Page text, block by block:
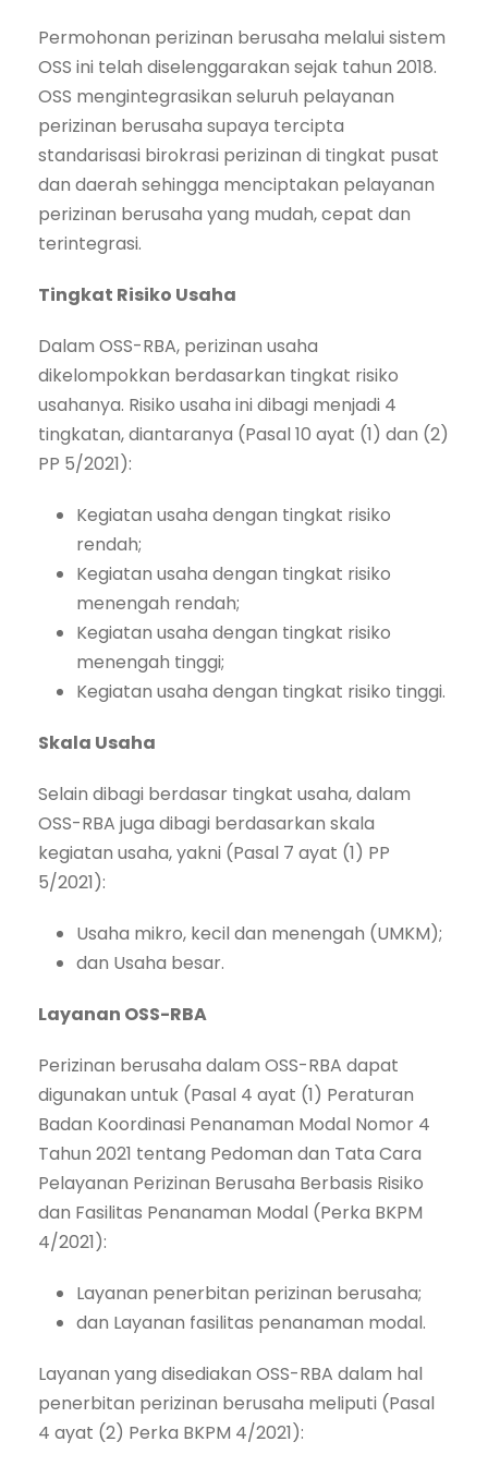
Permohonan perizinan berusaha melalui sistem
OSS ini telah diselenggarakan sejak tahun 2018.
OSS mengintegrasikan seluruh pelayanan
perizinan berusaha supaya tercipta
standarisasi birokrasi perizinan di tingkat pusat
dan daerah sehingga menciptakan pelayanan
perizinan berusaha yang mudah, cepat dan
terintegrasi.
Tingkat Risiko Usaha
Dalam OSS-RBA, perizinan usaha
dikelompokkan berdasarkan tingkat risiko
usahanya. Risiko usaha ini dibagi menjadi 4
tingkatan, diantaranya (Pasal 10 ayat (1) dan (2)
PP 5/2021):
Kegiatan usaha dengan tingkat risiko
rendah;
Kegiatan usaha dengan tingkat risiko
menengah rendah;
Kegiatan usaha dengan tingkat risiko
menengah tinggi;
Kegiatan usaha dengan tingkat risiko tinggi.
Skala Usaha
Selain dibagi berdasar tingkat usaha, dalam
OSS-RBA juga dibagi berdasarkan skala
kegiatan usaha, yakni (Pasal 7 ayat (1) PP
5/2021):
Usaha mikro, kecil dan menengah (UMKM);
dan Usaha besar.
Layanan OSS-RBA
Perizinan berusaha dalam OSS-RBA dapat
digunakan untuk (Pasal 4 ayat (1) Peraturan
Badan Koordinasi Penanaman Modal Nomor 4
Tahun 2021 tentang Pedoman dan Tata Cara
Pelayanan Perizinan Berusaha Berbasis Risiko
dan Fasilitas Penanaman Modal (Perka BKPM
4/2021):
Layanan penerbitan perizinan berusaha;
dan Layanan fasilitas penanaman modal.
Layanan yang disediakan OSS-RBA dalam hal
penerbitan perizinan berusaha meliputi (Pasal
4 ayat (2) Perka BKPM 4/2021):